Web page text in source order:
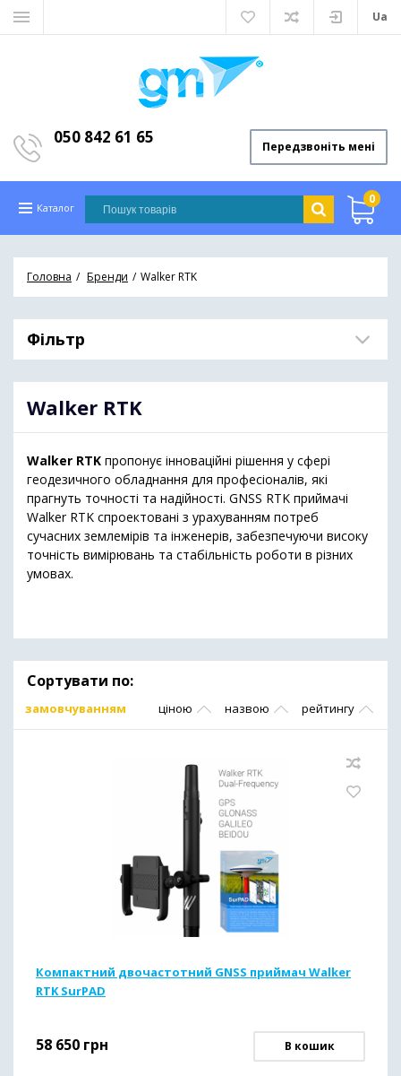
Ua
050 842 61 65 Передзвоніть мені
0
Каталог
Головна Бренди Walker RTK
Фільтр
Walker RTK
Walker RTK пропонує інноваційні рішення у сфері
геодезичного обладнання для професіоналів, які
прагнуть точності та надійності. GNSS RTK приймачі
Walker RTK спроектовані з урахуванням потреб
сучасних землемірів та інженерів, забезпечуючи високу
точність вимірювань та стабільність роботи в різних
умовах.
Сортувати по:
замовчуванням ціною назвою рейтингу
Компактний двочастотний GNSS приймач Walker
RTK SurPAD
58 650 грн В кошик